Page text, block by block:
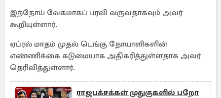
இந்நோய் வேகமாகப் பரவி வருவதாகவும் அவர்
கூறியுள்ளார்.
ஏப்ரல் மாதம் முதல் டெங்கு நோயாளிகளின்
எண்ணிக்கை கடுமையாக அதிகரித்துள்ளதாக அவர்
தெரிவித்துள்ளார்.
ராஜபக்சக்கள் முதுகுகளில் பறோ